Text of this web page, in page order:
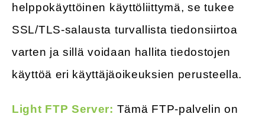
helppokäyttöinen käyttöliittymä, se tukee
SSL/TLS-salausta turvallista tiedonsiirtoa
varten ja sillä voidaan hallita tiedostojen
käyttöä eri käyttäjäoikeuksien perusteella.
Light FTP Server: Tämä FTP-palvelin on